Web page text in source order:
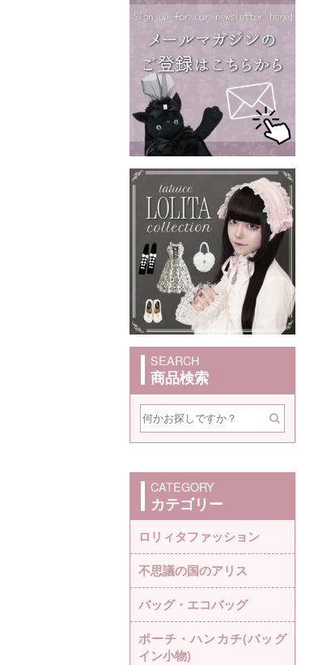
SEARCH
商品検索
CATEGORY
カテゴリー
ロリィタファッション
不思議の国のアリス
バッグ・エコバッグ
ポーチ・ハンカチ(バッグ
イン小物)